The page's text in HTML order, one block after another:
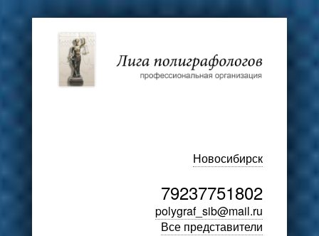
Новосибирск
79237751802
polygraf_sib@mail.ru
Все представители